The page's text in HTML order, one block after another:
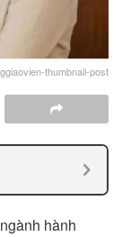
thumbnail-post
hành